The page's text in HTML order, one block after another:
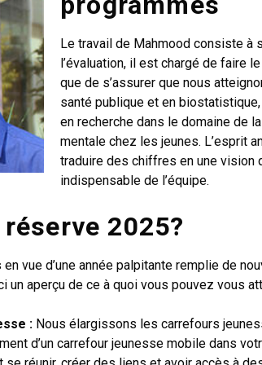
Le travail de Mahmood consiste à
l’évaluation, il est chargé de faire
que de s’assurer que nous
santé publique et en
en recherche dans le domaine de
mentale chez les jeunes. L’esprit
traduire des chiffres en une vision
indispensable de l’équipe.
2025?
vue d’une année palpitante remplie de
un aperçu de ce à quoi vous pouvez vous
: Nous élargissons les carrefours
d’un carrefour jeunesse mobile dans